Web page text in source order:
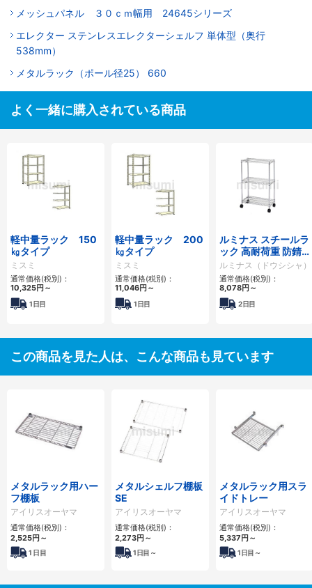
メッシュパネル ３０ｃｍ幅用 24645シリーズ
エレクター ステンレスエレクターシェルフ 単体型（奥行
538mm）
メタルラック（ポール径25） 660
よく一緒に購入されている商品
軽中量ラック 150
㎏タイプ
ミスミ
通常価格(税別)：
10,325円 ～
1日目
軽中量ラック 200
㎏タイプ
ミスミ
通常価格(税別)：
11,046円 ～
1日目
ルミナス スチールラ
ック 高耐荷重 防錆
加工 棚位置可変 ポ
ール径25mm
ルミナス（ドウシシャ）
通常価格(税別)：
8,078円 ～
2日目
この商品を見た人は、こんな商品も見ています
メタルラック用ハー
フ棚板
アイリスオーヤマ
通常価格(税別)：
2,525円 ～
1 日目
メタルシェルフ棚板
SE
アイリスオーヤマ
通常価格(税別)：
2,273円 ～
1日目～
メタルラック用スラ
イドトレー
アイリスオーヤマ
通常価格(税別)：
5,337円 ～
1日目～